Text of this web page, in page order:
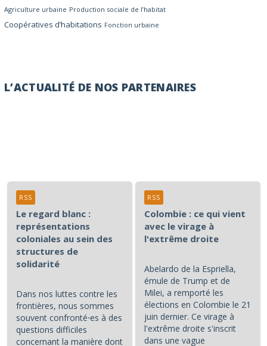
Agriculture urbaine Production sociale de l’habitat
Coopératives d’habitations Fonction urbaine
L’ACTUALITÉ DE NOS PARTENAIRES
Le regard blanc :
représentations
coloniales au sein des
structures de
solidarité
Dans nos luttes contre les
frontières, nous sommes
souvent confronté⋅es à des
questions difficiles
concernant la manière dont
RSS
Colombie : ce qui vient
avec le virage à
l'extrême droite
Abelardo de la Espriella,
émule de Trump et de
Milei, a remporté les
élections en Colombie le 21
juin dernier. Ce virage à
l'extrême droite s'inscrit
dans une vague
RSS